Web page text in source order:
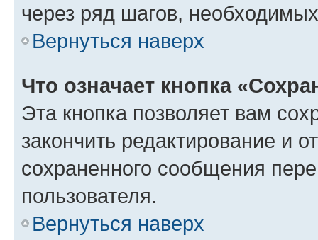
через ряд шагов,
Вернуться наверх
Что означает кнопка
Эта кнопка позволяет вам
закончить редактирование и
сохраненного сообщения
пользователя.
Вернуться наверх